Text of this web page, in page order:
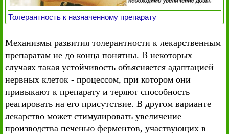
Толерантность к назначенному препарату
Механизмы развития толерантности к лекарственным
препаратам не до конца понятны. В некоторых
случаях такая устойчивость объясняется адаптацией
нервных клеток - процессом, при котором они
привыкают к препарату и теряют способность
реагировать на его присутствие. В другом варианте
лекарство может стимулировать увеличение
производства печенью ферментов, участвующих в